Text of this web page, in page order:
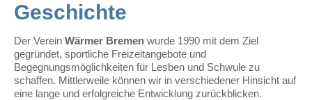
Geschichte
Der Verein Wärmer Bremen wurde 1990 mit dem Ziel
gegründet, sportliche Freizeitangebote und
Begegnungsmöglichkeiten für Lesben und Schwule zu
schaffen. Mittlerweile können wir in verschiedener Hinsicht auf
eine lange und erfolgreiche Entwicklung zurückblicken.